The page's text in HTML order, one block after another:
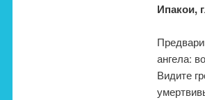
Ипакои,
ангела:
Видите